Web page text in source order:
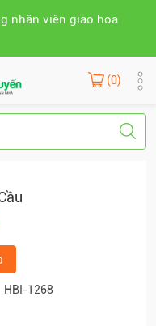
nhân viên giao hoa
(0)
HBI-1268